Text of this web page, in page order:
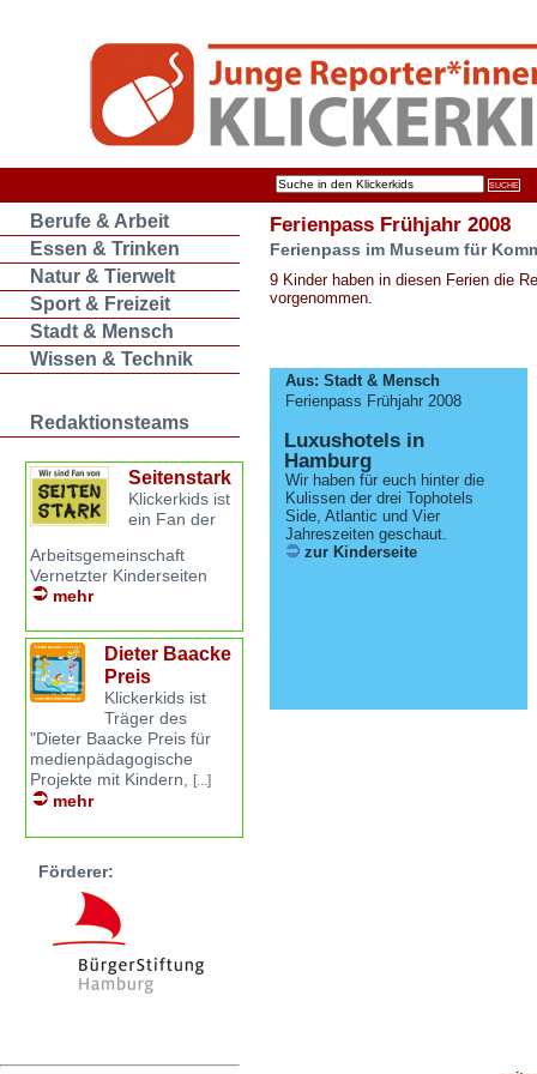
Berufe & Arbeit
Essen & Trinken
Natur & Tierwelt
Sport & Freizeit
Stadt & Mensch
Wissen & Technik
Redaktionsteams
Seitenstark
Klickerkids ist
ein Fan der
Arbeitsgemeinschaft
Vernetzter Kinderseiten
mehr
Dieter Baacke
Preis
Klickerkids ist
Träger des
"Dieter Baacke Preis für
medienpädagogische
Projekte mit Kindern, [...]
mehr
Förderer:
Ferienpass Frühjahr 2008
Ferienpass im Museum für
9 Kinder haben in diesen Ferien die
vorgenommen.
Aus: Stadt & Mensch
Ferienpass Frühjahr 2008
Luxushotels in
Hamburg
Wir haben für euch hinter die
Kulissen der drei Tophotels
Side, Atlantic und Vier
Jahreszeiten geschaut.
zur Kinderseite